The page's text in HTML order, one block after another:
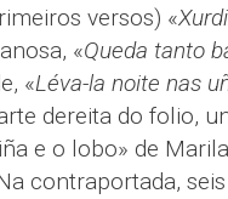
versos) «
«Queda tanto
«Léva-la noite nas
dereita do folio,
e o lobo» de
contraportada,